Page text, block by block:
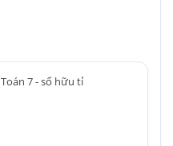
Toán 7 - số hữu tỉ